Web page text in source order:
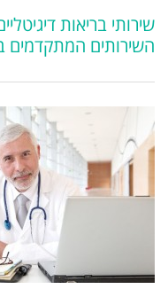
שירותי בריאות
השירותים המתקדמים